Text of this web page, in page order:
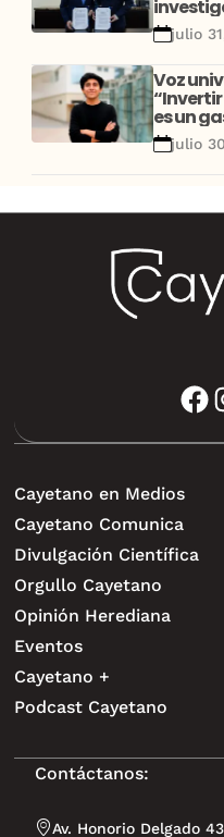
julio
Voz
es un
decisión
julio
facebook
Cayetano en Medios
Cayetano Comunica
Divulgación Científica
Orgullo Cayetano
Opinión Herediana
Eventos
Cayetano +
Podcast Cayetano
Contáctanos:
Av. Honorio Delgado